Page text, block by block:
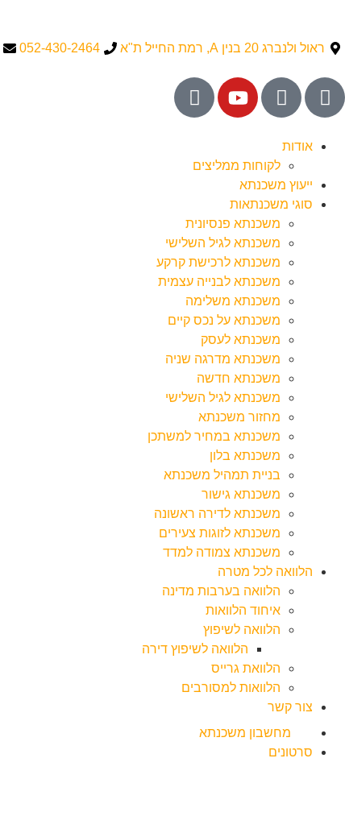
ראול ולנברג 20 בנין A, רמת החייל ת"א 052-430-2464
אודות
לקוחות ממליצים
ייעוץ משכנתא
סוגי משכנתאות
משכנתא פנסיונית
משכנתא לגיל השלישי
משכנתא לרכישת קרקע
משכנתא לבנייה עצמית
משכנתא משלימה
משכנתא על נכס קיים
משכנתא לעסק
משכנתא מדרגה שניה
משכנתא חדשה
משכנתא לגיל השלישי
מחזור משכנתא
משכנתא במחיר למשתכן
משכנתא בלון
בניית תמהיל משכנתא
משכנתא גישור
משכנתא לדירה ראשונה
משכנתא לזוגות צעירים
משכנתא צמודה למדד
הלוואה לכל מטרה
הלוואה בערבות מדינה
איחוד הלוואות
הלוואה לשיפוץ
הלוואה לשיפוץ דירה
הלוואת גרייס
הלוואות למסורבים
צור קשר
מחשבון משכנתא
סרטונים